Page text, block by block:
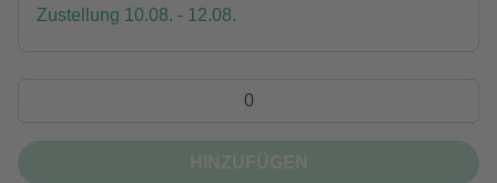
Zustellung 10.08. - 12.08.